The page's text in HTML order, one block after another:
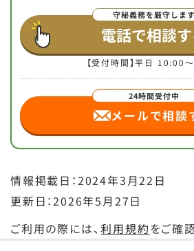
電話で相談
【受付時間】平日 10:00
メールで相談
情報掲載日：2024年3月22日
更新日：2026年5月27日
ご利用の際には、利用規約をご確